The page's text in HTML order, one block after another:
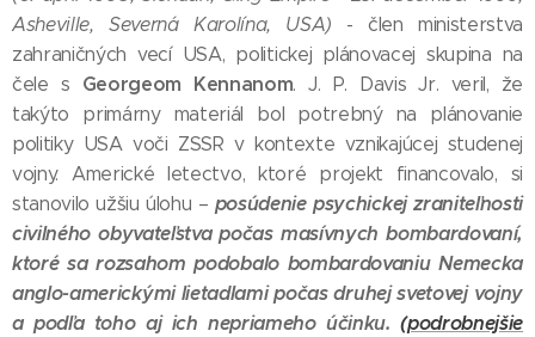
Asheville, Severná Karolína, USA) - člen ministerstva
zahraničných vecí USA, politickej plánovacej skupina na
čele s Georgeom Kennanom. J. P. Davis Jr. veril, že
takýto primárny materiál bol potrebný na plánovanie
politiky USA voči ZSSR v kontexte vznikajúcej studenej
vojny. Americké letectvo, ktoré projekt financovalo, si
stanovilo užšiu úlohu – posúdenie psychickej zraniteľnosti
civilného obyvateľstva počas masívnych bombardovaní,
ktoré sa rozsahom podobalo bombardovaniu Nemecka
anglo-americkými lietadlami počas druhej svetovej vojny
a podľa toho aj ich nepriameho účinku.(podrobnejšie